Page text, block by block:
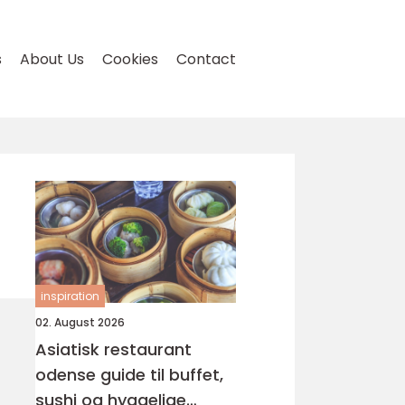
About Us Cookies Contact
inspiration
02. August 2026
Asiatisk restaurant
odense guide til buffet,
sushi og hyggelige